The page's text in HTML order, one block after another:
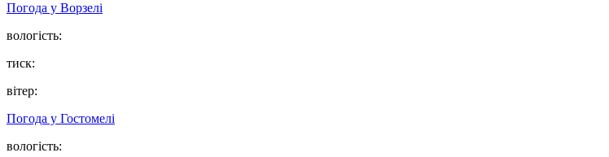
Погода у Ворзелі
вологість:
тиск:
вітер:
Погода у Гостомелі
вологість: